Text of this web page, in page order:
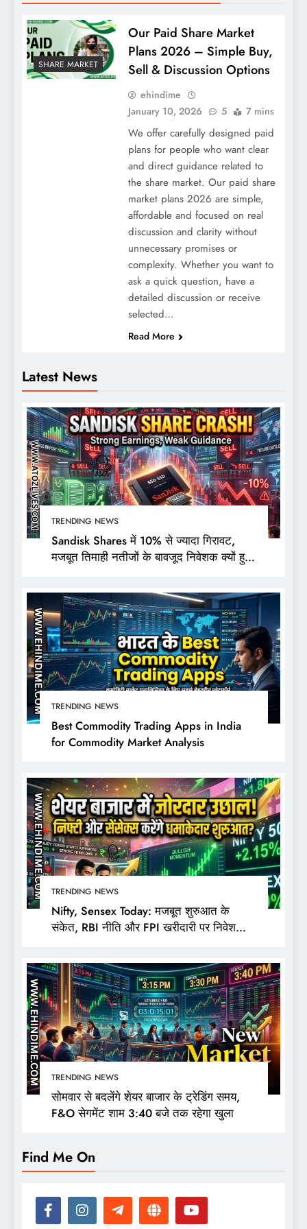
Latest News
TRENDING NEWS
Sandisk Shares में 10% से ज्यादा गिरावट,
मजबूत तिमाही नतीजों के बावजूद निवेशक क्यों हुए
TRENDING NEWS
Best Commodity Trading Apps in India
for Commodity Market Analysis
TRENDING NEWS
Nifty, Sensex Today: मजबूत शुरुआत के
संकेत, RBI नीति और FPI खरीदारी पर निवेशकों
TRENDING NEWS
सोमवार से बदलेंगे शेयर बाजार के ट्रेडिंग समय,
F&O सेगमेंट शाम 3:40 बजे तक रहेगा खुला
SHARE MARKET
Our Paid Share Market
Plans 2026 – Simple Buy,
Sell & Discussion Options
ehindime
January 10, 2026
5 7 mins
We offer carefully designed paid
plans for people who want clear
and direct guidance related to
the share market. Our paid share
market plans 2026 are simple,
affordable and focused on real
discussion and clarity without
unnecessary promises or
complexity. Whether you want to
ask a quick question, have a
detailed discussion or receive
selected…
Read More
Find Me On